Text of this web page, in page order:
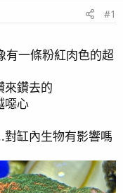
#1
有一條粉紅肉色的超
來鑽去的
噁心
缸內生物有影響嗎